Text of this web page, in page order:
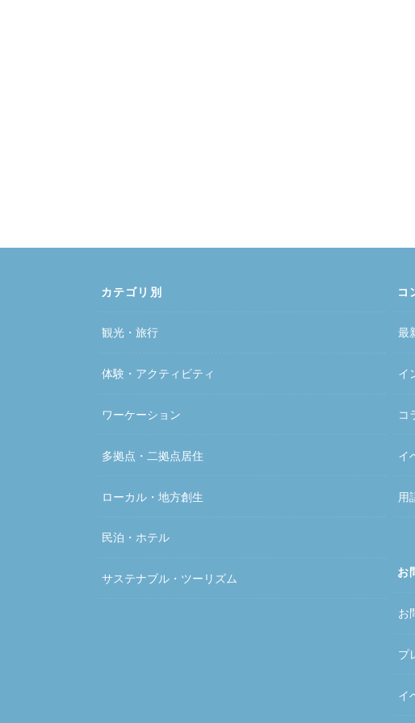
カテゴリ別
観光・旅行
体験・アクティビティ
ワーケーション
多拠点・二拠点居住
ローカル・地方創生
民泊・ホテル
サステナブル・ツーリズム
コ
最
イ
コ
イ
用
お
お
プ
イ